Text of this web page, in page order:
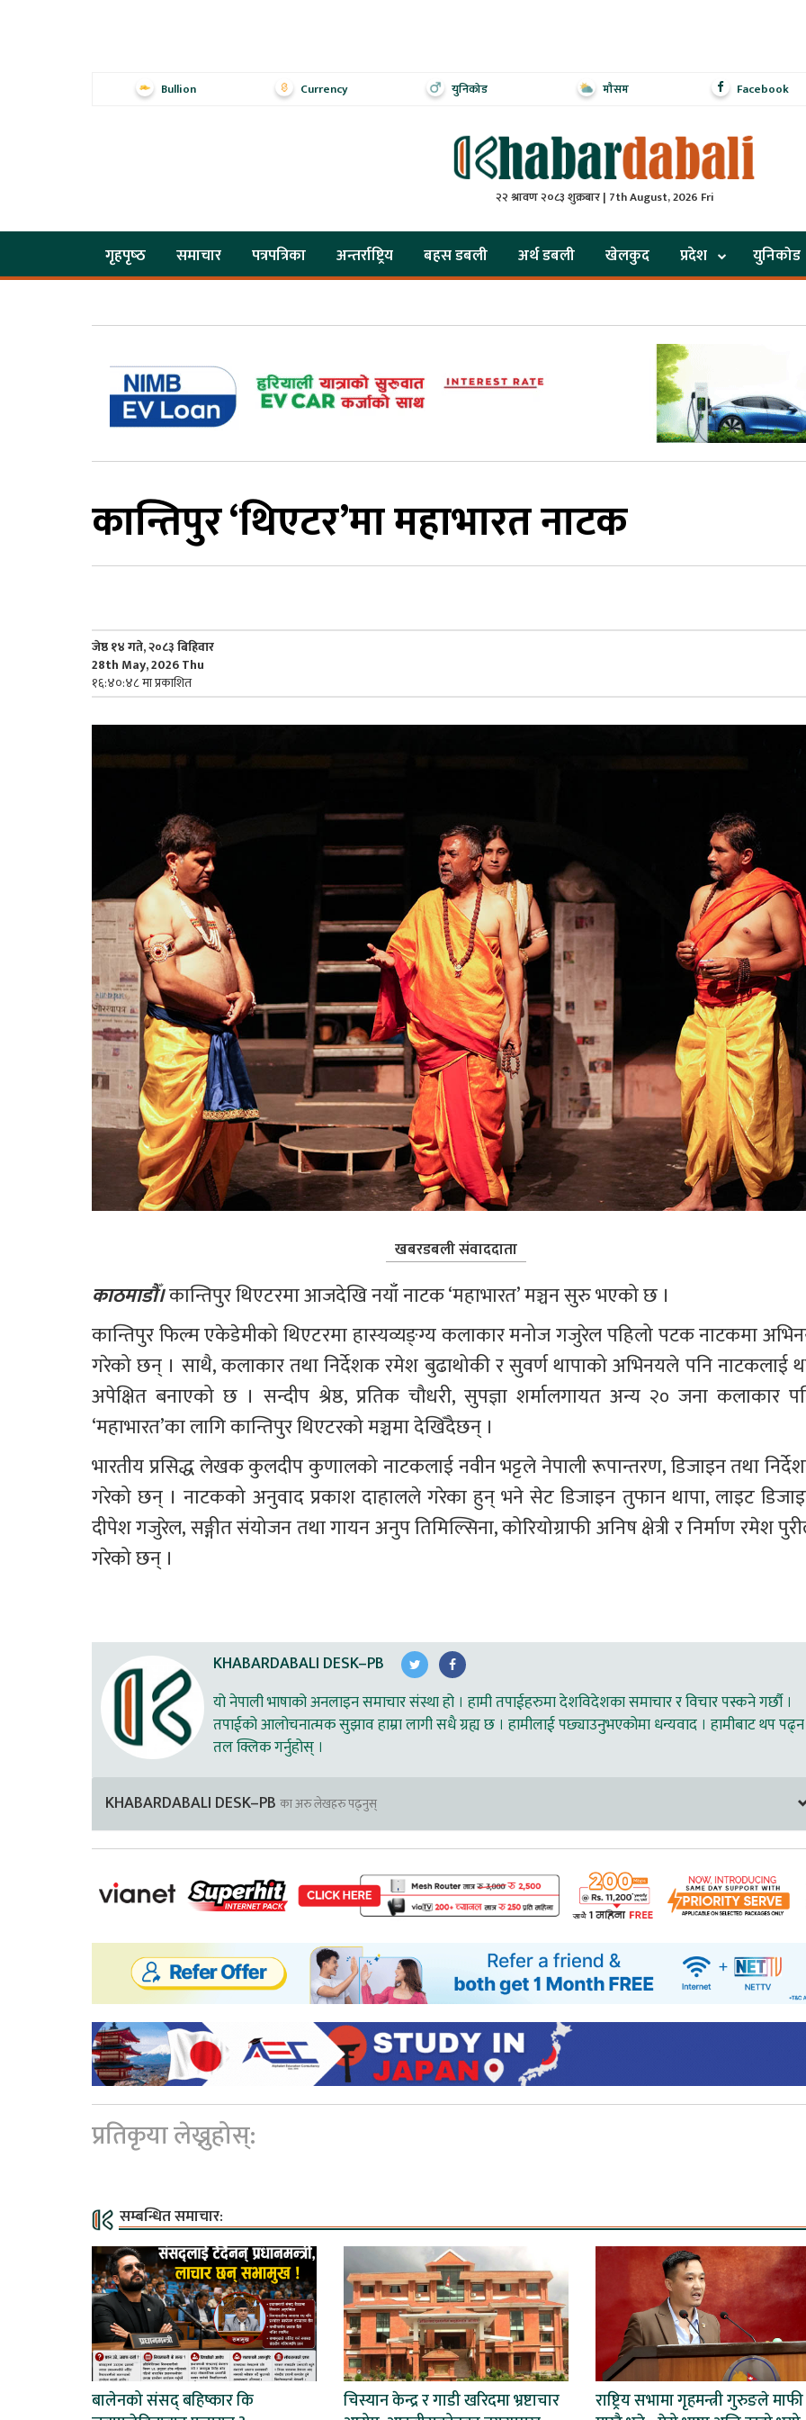
Bullion Currency युनिकोड मौसम Facebook
२२ श्रावण २०८३ शुक्रबार | 7th August, 2026 Fri
गृहपृष्‍ठ समाचार पत्रपत्रिका अन्तर्राष्ट्रिय बहस डबली अर्थ डबली खेलकुद प्रदेश युनिकोड
कान्तिपुर ‘थिएटर’मा महाभारत नाटक
जेष्ठ १४ गते, २०८३ बिहिवार
28th May, 2026 Thu
१६:४०:४८ मा प्रकाशित
खबरडबली संवाददाता
काठमाडौँ। कान्तिपुर थिएटरमा आजदेखि नयाँ नाटक ‘महाभारत’ मञ्चन सुरु भएको छ ।
कान्तिपुर फिल्म एकेडेमीको थिएटरमा हास्यव्यङ्ग्य कलाकार मनोज गजुरेल पहिलो पटक नाटकमा
गरेको छन् । साथै, कलाकार तथा निर्देशक रमेश बुढाथोकी र सुवर्ण थापाको अभिनयले पनि नाटकलाई
अपेक्षित बनाएको छ । सन्दीप श्रेष्ठ, प्रतिक चौधरी, सुपज्ञा शर्मालगायत अन्य २० जना कलाकार
‘महाभारत’का लागि कान्तिपुर थिएटरको मञ्चमा देखिँदैछन् ।
भारतीय प्रसिद्ध लेखक कुलदीप कुणालको नाटकलाई नवीन भट्टले नेपाली रूपान्तरण, डिजाइन तथा
गरेको छन् । नाटकको अनुवाद प्रकाश दाहालले गरेका हुन् भने सेट डिजाइन तुफान थापा, लाइट
दीपेश गजुरेल, सङ्गीत संयोजन तथा गायन अनुप तिमिल्सिना, कोरियोग्राफी अनिष क्षेत्री र निर्माण रमेश
गरेको छन् ।
KHABARDABALI DESK–PB
यो नेपाली भाषाको अनलाइन समाचार संस्था हो । हामी तपाईहरुमा देशविदेशका समाचार र विचार पस्कने गर्छौ ।
तपाईको आलोचनात्मक सुझाव हाम्रा लागी सधै ग्रह्य छ । हामीलाई पछ्याउनुभएकोमा धन्यवाद । हामीबाट थप पढ्न
तल क्लिक गर्नुहोस् ।
KHABARDABALI DESK–PB का अरु लेखहरु पढ्नुस्
प्रतिकृया लेख्नुहोस्:
सम्बन्धित समाचार:
बालेनको संसद् बहिष्कार कि
चिस्यान केन्द्र र गाडी खरिदमा भ्रष्टाचार
राष्ट्रिय सभामा गृहमन्त्री गुरुङले माफी